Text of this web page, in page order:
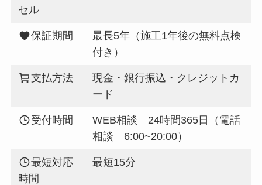
セル
保証期間
最長5年（施工1年後の無料点検
付き）
支払方法
現金・銀行振込・クレジットカ
ード
受付時間
WEB相談 24時間365日（電話
相談 6:00~20:00）
最短対応
時間
最短15分